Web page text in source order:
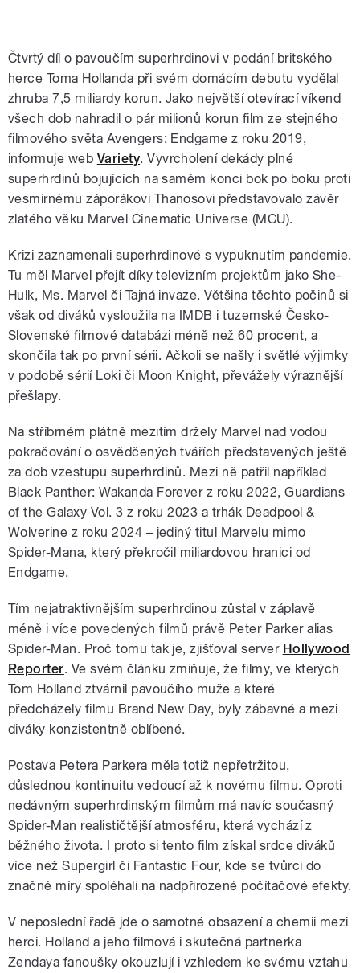
Čtvrtý díl o pavoučím superhrdinovi v podání britského
herce Toma Hollanda při svém domácím debutu vydělal
zhruba 7,5 miliardy korun. Jako největší otevírací víkend
všech dob nahradil o pár milionů korun film ze stejného
filmového světa Avengers: Endgame z roku 2019,
informuje web Variety. Vyvrcholení dekády plné
superhrdinů bojujících na samém konci bok po boku proti
vesmírnému záporákovi Thanosovi představovalo závěr
zlatého věku Marvel Cinematic Universe (MCU).
Krizi zaznamenali superhrdinové s vypuknutím pandemie.
Tu měl Marvel přejít díky televizním projektům jako She-
Hulk, Ms. Marvel či Tajná invaze. Většina těchto počinů si
však od diváků vysloužila na IMDB i tuzemské Česko-
Slovenské filmové databázi méně než 60 procent, a
skončila tak po první sérii. Ačkoli se našly i světlé výjimky
v podobě sérií Loki či Moon Knight, převážely výraznější
přešlapy.
Na stříbrném plátně mezitím držely Marvel nad vodou
pokračování o osvědčených tvářích představených ještě
za dob vzestupu superhrdinů. Mezi ně patřil například
Black Panther: Wakanda Forever z roku 2022, Guardians
of the Galaxy Vol. 3 z roku 2023 a trhák Deadpool &
Wolverine z roku 2024 – jediný titul Marvelu mimo
Spider-Mana, který překročil miliardovou hranici od
Endgame.
Tím nejatraktivnějším superhrdinou zůstal v záplavě
méně i více povedených filmů právě Peter Parker alias
Spider-Man. Proč tomu tak je, zjišťoval server Hollywood
Reporter. Ve svém článku zmiňuje, že filmy, ve kterých
Tom Holland ztvárnil pavoučího muže a které
předcházely filmu Brand New Day, byly zábavné a mezi
diváky konzistentně oblíbené.
Postava Petera Parkera měla totiž nepřetržitou,
důslednou kontinuitu vedoucí až k novému filmu. Oproti
nedávným superhrdinským filmům má navíc současný
Spider-Man realističtější atmosféru, která vychází z
běžného života. I proto si tento film získal srdce diváků
více než Supergirl či Fantastic Four, kde se tvůrci do
značné míry spoléhali na nadpřirozené počítačové efekty.
V neposlední řadě jde o samotné obsazení a chemii mezi
herci. Holland a jeho filmová i skutečná partnerka
Zendaya fanoušky okouzlují i vzhledem ke svému vztahu